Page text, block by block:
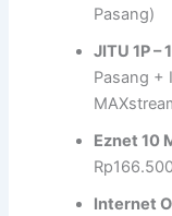
Pasang)
JITU 1P –
Pasang +
Eznet 10
Internet